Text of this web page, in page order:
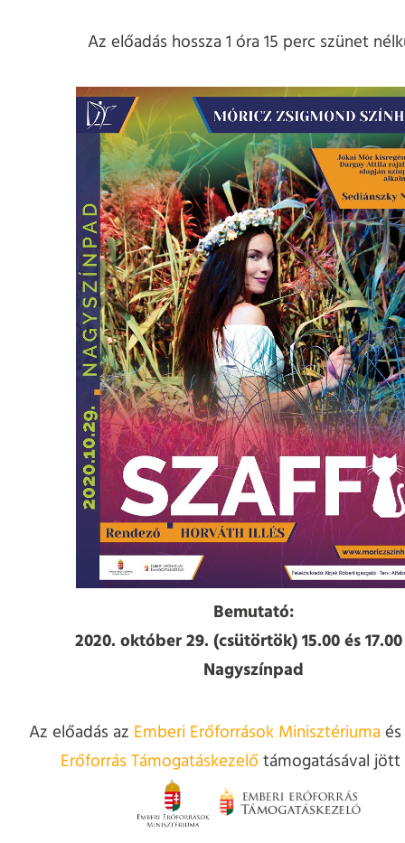
Az előadás hossza 1 óra 15 perc szünet
Bemutató:
2020. október 29. (csütörtök) 15.00 és
Nagyszínpad
Az előadás az Emberi Erőforrások Minisztériuma
Erőforrás Támogatáskezelőtámogatásával